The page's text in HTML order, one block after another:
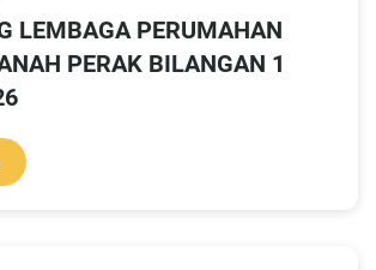
LEMBAGA PERUMAHAN
PERAK BILANGAN 1